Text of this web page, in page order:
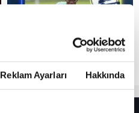
Reklam Ayarları Hakkında